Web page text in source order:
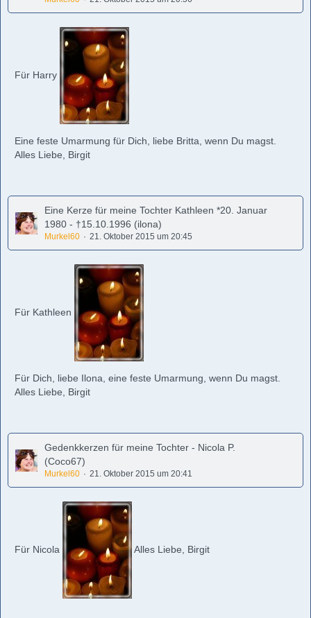
Für Harry
Eine feste Umarmung für Dich, liebe Britta, wenn Du magst.
Alles Liebe, Birgit
Eine Kerze für meine Tochter Kathleen *20. Januar
1980 - †15.10.1996 (ilona)
Murkel60 21. Oktober 2015 um 20:45
Für Kathleen
Für Dich, liebe Ilona, eine feste Umarmung, wenn Du magst.
Alles Liebe, Birgit
Gedenkkerzen für meine Tochter - Nicola P.
(Coco67)
Murkel60 21. Oktober 2015 um 20:41
Für Nicola Alles Liebe, Birgit